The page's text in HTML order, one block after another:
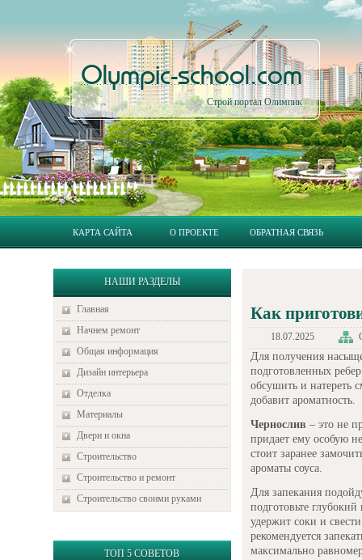
Olympic-school.com
Строй портал Олимпик
КАРТА САЙТА О ПРОЕКТЕ ОБРАТНАЯ СВЯЗЬ
НАШИ РАЗДЕЛЫ
Главная
Начнем ремонт
Общая информация
Дизайн интерьера
Отделка
Материалы
Двери и окна
Строительство
Строительство и ремонт
Строительство своими руками
ТОП 5 СОВЕТОВ
Как
18.07.2025
Для получения
подготовленных
обсушить и натереть
добавит ароматность.
Чернослив – это не
придает ему особую
стоит заранее
ароматы соуса.
Для запекания
подготовьте
удержит соки и
рекомендуется
максимально